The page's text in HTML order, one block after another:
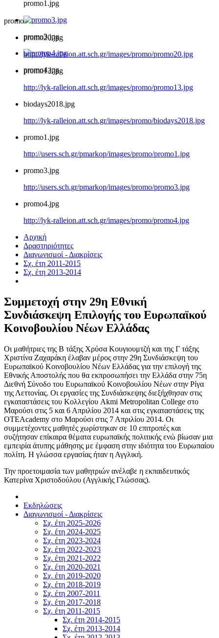
promo1.jpg
promo3.jpg
promo4.jpg
promo
promo20.jpg
http://lyk-ralleion.att.sch.gr/images/promo/promo20.jpg
promo13.jpg
http://lyk-ralleion.att.sch.gr/images/promo/promo13.jpg
biodays2018.jpg
http://lyk-ralleion.att.sch.gr/images/promo/biodays2018.jpg
promo1.jpg
http://users.sch.gr/pmarkop/images/promo/promo1.jpg
promo3.jpg
http://users.sch.gr/pmarkop/images/promo/promo3.jpg
promo4.jpg
http://lyk-ralleion.att.sch.gr/images/promo/promo4.jpg
Αρχική
Δραστηριότητες
Διαγωνισμοί - Διακρίσεις
Σχ. έτη 2011-2015
Σχ. έτη 2013-2014
Συμμετοχή στην 29η Εθνική
Συνδιάσκεψη Επιλογής του Ευρωπαϊκού
Κοινοβουλίου Νέων Ελλάδας
Οι μαθήτριες της Β τάξης Χρύσα Κουγιουμτζή και της Γ τάξης
Χριστίνα Ζαχαράκη έλαβαν μέρος στην 29η Συνδιάσκεψη του
Ευρωπαϊκού Κοινοβουλίου Νέων Ελλάδας για την επιλογή της
Εθνικής Αποστολής που θα εκπροσωπήσει την Ελλάδα στην 75η
Διεθνή Σύνοδο του Ευρωπαϊκού Κοινοβουλίου Νέων στην Ρίγα
της Λεττονίας. Οι εργασίες της Συνδιάσκεψης διεξήχθησαν στις
εγκαταστάσεις του Κολλεγίου Akmi Metropolitan College στο
Μαρούσι στις 5 και 6 Απριλίου 2014 και στις εγκαταστάσεις της
ΟΤΕAcademy στο Μαρούσι στις 7 Απριλίου 2014. Οι
συμμετέχοντες μαθητές χωρίστηκαν σε 10 επιτροπές και
συζήτησαν επίκαιρα θέματα ευρωπαϊκής πολιτικής ενώ βίωσαν μια
εμπειρία άτυπης μάθησης με έμφαση στην ιδιότητα του Ευρωπαίου
πολίτη. Η γλώσσα εργασίας ήταν η Αγγλική.
Την προετοιμασία των μαθητριών ανέλαβε η εκπαιδευτικός
Κατερίνα Χριστοδούλου (Αγγλικής Γλώσσας).
Εκδηλώσεις
Διαγωνισμοί - Διακρίσεις
Σχ. έτη 2025-2026
Σχ. έτη 2024-2025
Σχ. έτη 2023-2024
Σχ. έτη 2022-2023
Σχ. έτη 2021-2022
Σχ. έτη 2020-2021
Σχ. έτη 2019-2020
Σχ. έτη 2018-2019
Σχ. έτη 2007-2011
Σχ. έτη 2017-2018
Σχ. έτη 2011-2015
Σχ. έτη 2014-2015
Σχ. έτη 2013-2014